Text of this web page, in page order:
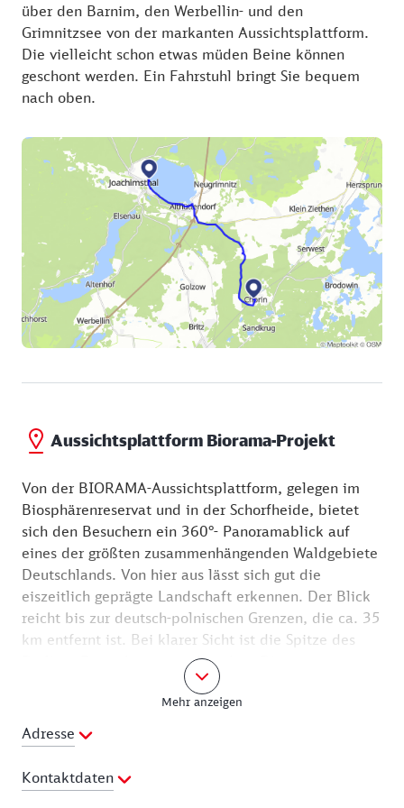
über den Barnim, den Werbellin- und den
Grimnitzsee von der markanten Aussichtsplattform.
Die vielleicht schon etwas müden Beine können
geschont werden. Ein Fahrstuhl bringt Sie bequem
nach oben.
Aussichtsplattform Biorama-Projekt
Von der BIORAMA-Aussichtsplattform, gelegen im
Biosphärenreservat und in der Schorfheide, bietet
sich den Besuchern ein 360°- Panoramablick auf
eines der größten zusammenhängenden Waldgebiete
Deutschlands. Von hier aus lässt sich gut die
eiszeitlich geprägte Landschaft erkennen. Der Blick
reicht bis zur deutsch-polnischen Grenzen, die ca. 35
km entfernt ist. Bei klarer Sicht ist die Spitze des
Berliner Fernsehturmes erkennbar. Die
Aussichtsplattform auf dem 21 Meter hohen
Wasserturm ist über eine Treppe oder mit einem
Aufzug zugänglich. Hier befindet man sich 123
Meter über dem Meeresspiegel.
Lage und Ausstattung: nahe Kaiserbahnhof,
Mehr anzeigen
Adresse
Kontaktdaten